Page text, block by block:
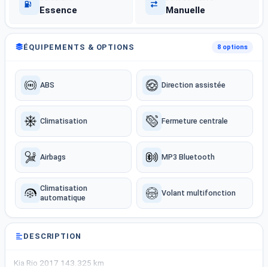
Essence Manuelle
ÉQUIPEMENTS & OPTIONS 8 options
ABS Direction assistée
Climatisation Fermeture centrale
Airbags MP3 Bluetooth
Climatisation
automatique
Volant multifonction
DESCRIPTION
Kia Rio 2017 143.325 km